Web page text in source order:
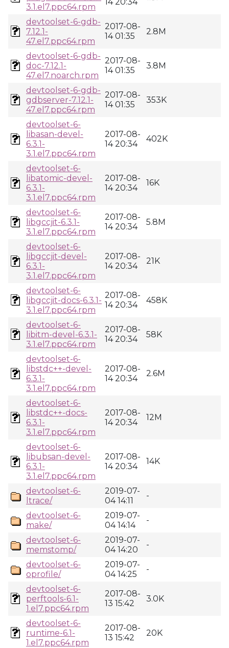
3.1.el7.ppc64.rpm
devtoolset-6-gdb-
7.12.1-
47.el7.ppc64.rpm
2017-08-
14 01:35
2.8M
devtoolset-6-gdb-
doc-7.12.1-
47.el7.noarch.rpm
2017-08-
14 01:35
3.8M
devtoolset-6-gdb-
gdbserver-7.12.1-
47.el7.ppc64.rpm
2017-08-
14 01:35
353K
devtoolset-6-
libasan-devel-
6.3.1-
3.1.el7.ppc64.rpm
2017-08-
14 20:34
402K
devtoolset-6-
libatomic-devel-
6.3.1-
3.1.el7.ppc64.rpm
2017-08-
14 20:34
16K
devtoolset-6-
libgccjit-6.3.1-
3.1.el7.ppc64.rpm
2017-08-
14 20:34
5.8M
devtoolset-6-
libgccjit-devel-
6.3.1-
3.1.el7.ppc64.rpm
2017-08-
14 20:34
21K
devtoolset-6-
libgccjit-docs-6.3.1-
3.1.el7.ppc64.rpm
2017-08-
14 20:34
458K
devtoolset-6-
libitm-devel-6.3.1-
3.1.el7.ppc64.rpm
2017-08-
14 20:34
58K
devtoolset-6-
libstdc++-devel-
6.3.1-
3.1.el7.ppc64.rpm
2017-08-
14 20:34
2.6M
devtoolset-6-
libstdc++-docs-
6.3.1-
3.1.el7.ppc64.rpm
2017-08-
14 20:34
12M
devtoolset-6-
libubsan-devel-
6.3.1-
3.1.el7.ppc64.rpm
2017-08-
14 20:34
14K
devtoolset-6-
ltrace/
2019-07-
04 14:11
-
devtoolset-6-
make/
2019-07-
04 14:14
-
devtoolset-6-
memstomp/
2019-07-
04 14:20
-
devtoolset-6-
oprofile/
2019-07-
04 14:25
-
devtoolset-6-
perftools-6.1-
1.el7.ppc64.rpm
2017-08-
13 15:42
3.0K
devtoolset-6-
runtime-6.1-
1.el7.ppc64.rpm
2017-08-
13 15:42
20K